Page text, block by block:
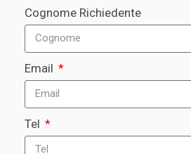
Cognome Richiedente
Email
Tel